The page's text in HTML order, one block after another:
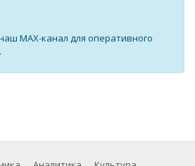
MAX-канал для оперативного